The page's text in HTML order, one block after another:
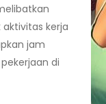
kerja
jam
di